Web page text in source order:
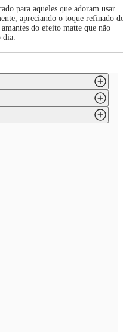
para aqueles que adoram usar
apreciando o toque refinado
do efeito matte que não
dia.